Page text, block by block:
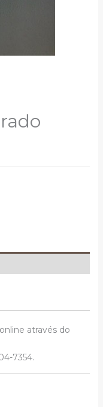
através do
7354.